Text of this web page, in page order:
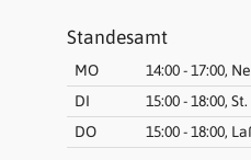
Standesamt
MO
14:00 - 17:00,
DI
15:00 - 18:00,
DO
15:00 - 18:00,